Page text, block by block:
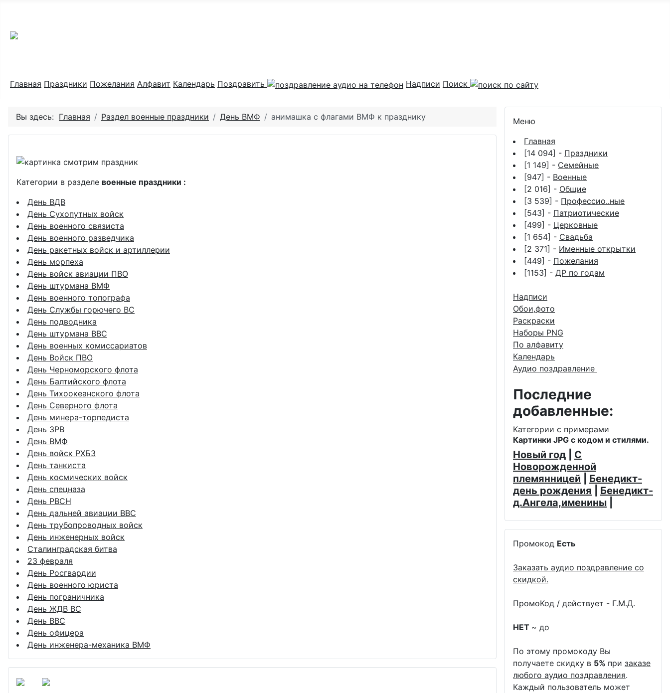
Главная Праздники Пожелания Алфавит Календарь Поздравить Надписи Поиск
Вы здесь: Главная Раздел военные праздники День ВМФ анимашка с флагами ВМФ к празднику
Категории в разделе военные праздники :
День ВДВ
День Сухопутных войск
День военного связиста
День военного разведчика
День ракетных войск и артиллерии
День морпеха
День войск авиации ПВО
День штурмана ВМФ
День военного топографа
День Службы горючего ВС
День подводника
День штурмана ВВС
День военных комиссариатов
День Войск ПВО
День Черноморского флота
День Балтийского флота
День Тихоокеанского флота
День Северного флота
День минера-торпедиста
День ЗРВ
День ВМФ
День войск РХБЗ
День танкиста
День космических войск
День спецназа
День РВСН
День дальней авиации ВВС
День трубопроводных войск
День инженерных войск
Сталинградская битва
23 февраля
День Росгвардии
День военного юриста
День пограничника
День ЖДВ ВС
День ВВС
День офицера
День инженера-механика ВМФ
Меню
Главная
[14 094] - Праздники
[1 149] - Семейные
[947] - Военные
[2 016] - Общие
[3 539] - Профессио..ные
[543] - Патриотические
[499] - Церковные
[1 654] - Свадьба
[2 371] - Именные открытки
[449] - Пожелания
[1153] - ДР по годам
Надписи
Обои,фото
Раскраски
Наборы PNG
По алфавиту
Календарь
Аудио поздравление
Последние
добавленные:
Категории с примерами
Картинки JPG с кодом и стилями.
Новый год
С
Новорожденной
племянницей
Бенедикт-
день рождения
Бенедикт-
д.Ангела,именины
Промокод Есть
Заказать аудио поздравление со
скидкой.
ПромоКод / действует - Г.М.Д.
НЕТ ~ до
По этому промокоду Вы
получаете скидку в 5% при заказе
любого аудио поздравления.
Каждый пользователь может